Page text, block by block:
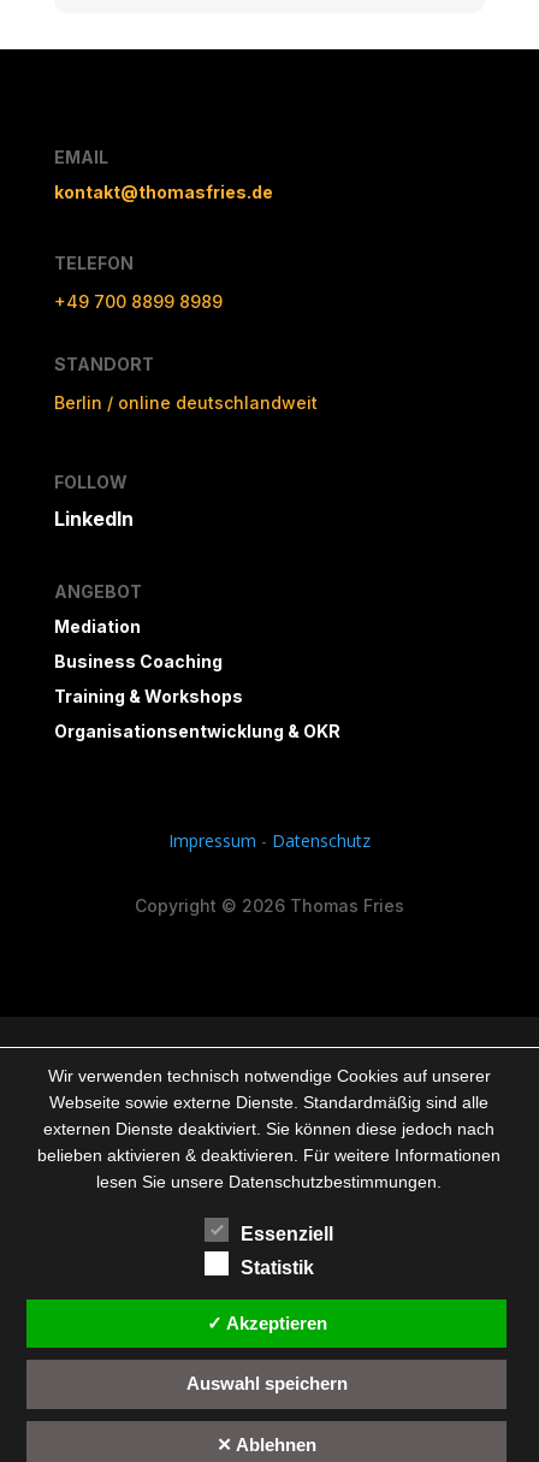
EMAIL
kontakt@thomasfries.de
TELEFON
+49 700 8899 8989
STANDORT
Berlin / online deutschlandweit
FOLLOW
LinkedIn
ANGEBOT
Mediation
Business Coaching
Training & Workshops
Organisationsentwicklung & OKR
Impressum - Datenschutz
Copyright © 2026 Thomas Fries
Wir verwenden technisch notwendige Cookies auf unserer
Webseite sowie externe Dienste. Standardmäßig sind alle
externen Dienste deaktiviert. Sie können diese jedoch nach
belieben aktivieren & deaktivieren. Für weitere Informationen
lesen Sie unsere Datenschutzbestimmungen.
Essenziell
Statistik
✓ Akzeptieren
Auswahl speichern
✕ Ablehnen